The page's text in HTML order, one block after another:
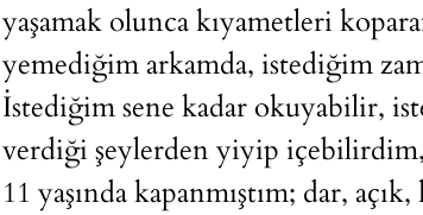
yaşamak olunca kıyametleri
yemediğim arkamda, istediğim
İstediğim sene kadar okuyabilir,
verdiği şeylerden yiyip
11 yaşında kapanmıştım; dar,